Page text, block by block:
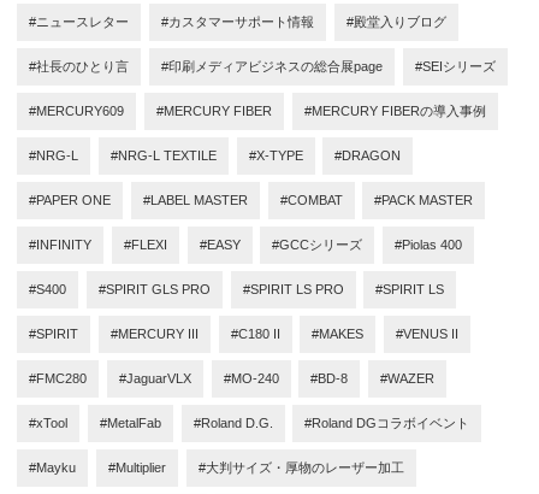
#ニュースレター #カスタマーサポート情報 #殿堂入りブログ
#社長のひとり言 #印刷メディアビジネスの総合展page #SEIシリーズ
#MERCURY609 #MERCURY FIBER #MERCURY FIBERの導入事例
#NRG-L #NRG-L TEXTILE #X-TYPE #DRAGON
#PAPER ONE #LABEL MASTER #COMBAT #PACK MASTER
#INFINITY #FLEXI #EASY #GCCシリーズ #Piolas 400
#S400 #SPIRIT GLS PRO #SPIRIT LS PRO #SPIRIT LS
#SPIRIT #MERCURY III #C180 II #MAKES #VENUS II
#FMC280 #JaguarVLX #MO-240 #BD-8 #WAZER
#xTool #MetalFab #Roland D.G. #Roland DGコラボイベント
#Mayku #Multiplier #大判サイズ・厚物のレーザー加工